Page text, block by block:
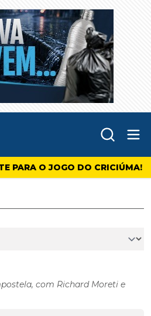
PARA O JOGO DO CRICIÚMA!
com Richard Moreti e